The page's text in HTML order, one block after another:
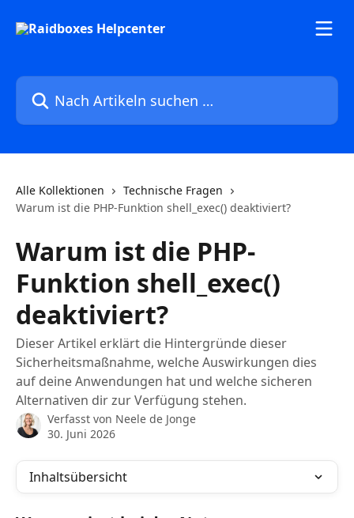
Nach Artikeln suchen …
Alle Kollektionen
Technische Fragen
Warum ist die PHP-Funktion shell_exec() deaktiviert?
Warum ist die PHP-
Funktion shell_exec()
deaktiviert?
Dieser Artikel erklärt die Hintergründe dieser
Sicherheitsmaßnahme, welche Auswirkungen dies
auf deine Anwendungen hat und welche sicheren
Alternativen dir zur Verfügung stehen.
Verfasst von Neele de Jonge
30. Juni 2026
Inhaltsübersicht